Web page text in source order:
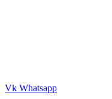
Vk Whatsapp